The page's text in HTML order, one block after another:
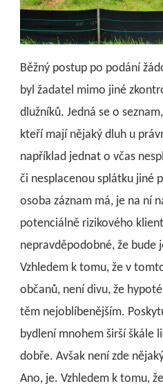
Běžný postup po podání
byl žadatel mimo jiné
dlužníků. Jedná se o
kteří mají nějaký dluh u
například jednat o včas
či nesplacenou splátku jiné
osoba záznam má, je na ní
potenciálně rizikového
nepravděpodobné, že bude
Vzhledem k tomu, že v
občanů, není divu, že
těm nejoblíbenějším.
bydlení mnohem širší škále
dobře. Avšak není zde
Ano, je. Vzhledem k tomu,